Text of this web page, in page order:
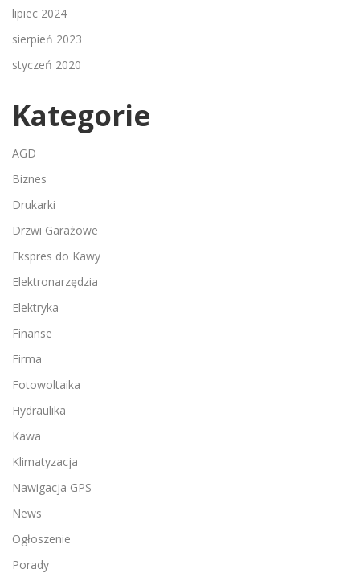
lipiec 2024
sierpień 2023
styczeń 2020
Kategorie
AGD
Biznes
Drukarki
Drzwi Garażowe
Ekspres do Kawy
Elektronarzędzia
Elektryka
Finanse
Firma
Fotowoltaika
Hydraulika
Kawa
Klimatyzacja
Nawigacja GPS
News
Ogłoszenie
Porady